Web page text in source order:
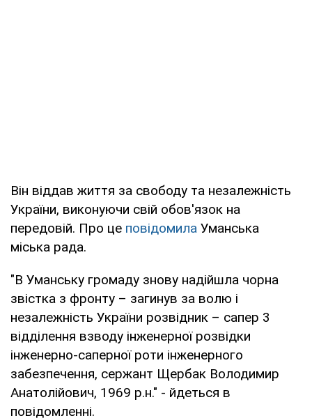
Він віддав життя за свободу та незалежність
України, виконуючи свій обов'язок на
передовій. Про це повідомила Уманська
міська рада.
"В Уманську громаду знову надійшла чорна
звістка з фронту – загинув за волю і
незалежність України розвідник – сапер 3
відділення взводу інженерної розвідки
інженерно-саперної роти інженерного
забезпечення, сержант Щербак Володимир
Анатолійович, 1969 р.н." - йдеться в
повідомленні.